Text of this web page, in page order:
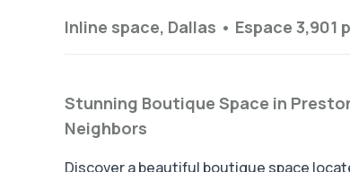
Inline space, Dallas • Espace 3,901
Stunning Boutique Space in
Neighbors
Discover a beautiful boutique space